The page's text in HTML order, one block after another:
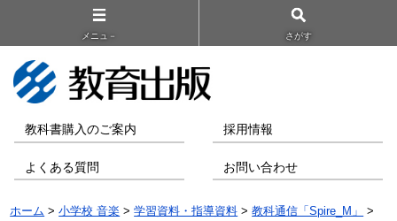
メニュ－ さがす
教科書購入のご案内 採用情報
よくある質問 お問い合わせ
ホーム >小学校 音楽 >学習資料・指導資料 >教科通信「Spire_M」
>